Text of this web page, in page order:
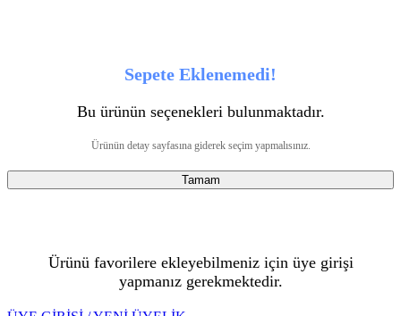
Sepete Eklenemedi!
Bu ürünün seçenekleri bulunmaktadır.
Ürünün detay sayfasına giderek seçim yapmalısınız.
Tamam
Ürünü favorilere ekleyebilmeniz için üye girişi
yapmanız gerekmektedir.